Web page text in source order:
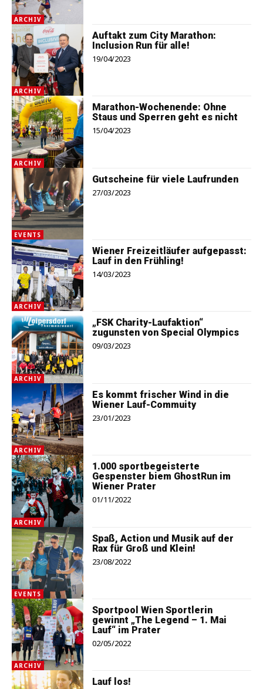
ARCHIV
ARCHIV
Auftakt zum City Marathon:
Inclusion Run für alle!
19/04/2023
ARCHIV
Marathon-Wochenende: Ohne
Staus und Sperren geht es nicht
15/04/2023
EVENTS
Gutscheine für viele Laufrunden
27/03/2023
ARCHIV
Wiener Freizeitläufer aufgepasst:
Lauf in den Frühling!
14/03/2023
ARCHIV
„FSK Charity-Laufaktion“
zugunsten von Special Olympics
09/03/2023
ARCHIV
Es kommt frischer Wind in die
Wiener Lauf-Commuity
23/01/2023
ARCHIV
1.000 sportbegeisterte
Gespenster biem GhostRun im
Wiener Prater
01/11/2022
EVENTS
Spaß, Action und Musik auf der
Rax für Groß und Klein!
23/08/2022
ARCHIV
Sportpool Wien Sportlerin
gewinnt „The Legend – 1. Mai
Lauf“ im Prater
02/05/2022
Lauf los!